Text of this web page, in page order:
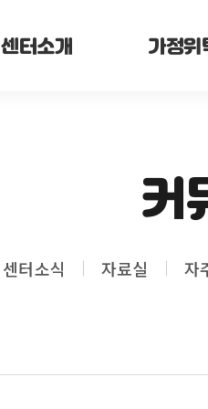
센터소개 가정위
커
센터소식 자료실 자